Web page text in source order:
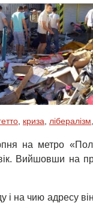
криза лібералізм
на метро
Вийшовши на
і на чию адресу